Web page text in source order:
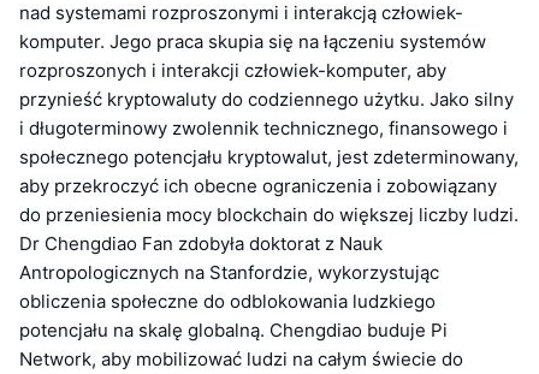
nad systemami rozproszonymi i interakcją człowiek-
komputer. Jego praca skupia się na łączeniu systemów
rozproszonych i interakcji człowiek-komputer, aby
przynieść kryptowaluty do codziennego użytku. Jako silny
i długoterminowy zwolennik technicznego, finansowego i
społecznego potencjału kryptowalut, jest zdeterminowany,
aby przekroczyć ich obecne ograniczenia i zobowiązany
do przeniesienia mocy blockchain do większej liczby ludzi.
Dr Chengdiao Fan zdobyła doktorat z Nauk
Antropologicznych na Stanfordzie, wykorzystując
obliczenia społeczne do odblokowania ludzkiego
potencjału na skalę globalną. Chengdiao buduje Pi
Network, aby mobilizować ludzi na całym świecie do